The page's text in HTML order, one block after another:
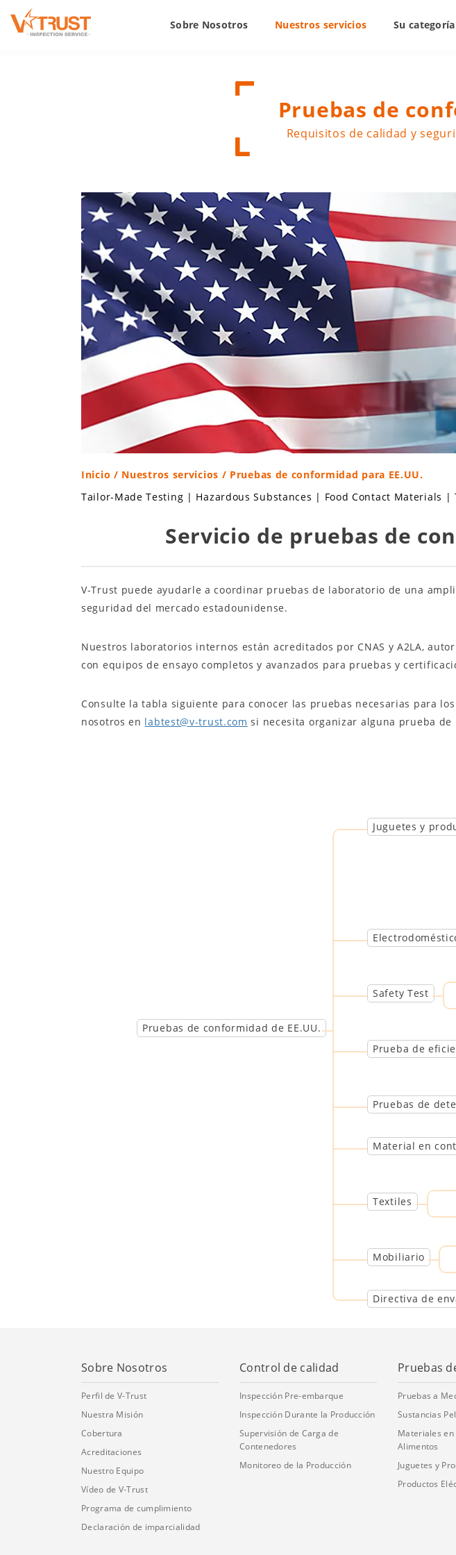
Sobre Nosotros Nuestros servicios Su categoría
Pruebas de
Requisitos de calidad y
Inicio / Nuestros servicios / Pruebas de conformidad para EE.UU.
Tailor-Made Testing | Hazardous Substances | Food Contact Materials |
Servicio de pruebas de
V-Trust puede ayudarle a coordinar pruebas de laboratorio de una
seguridad del mercado estadounidense.
Nuestros laboratorios internos están acreditados por CNAS y A2LA,
con equipos de ensayo completos y avanzados para pruebas y
Consulte la tabla siguiente para conocer las pruebas necesarias para
nosotros en labtest@v-trust.com si necesita organizar alguna prueba de
Pruebas de conformidad de EE.UU.
Juguetes y
Safety Test
Prueba de
Pruebas de
Material en
Textiles
Mobiliario
Directiva de
Sobre Nosotros
Perfil de V-Trust
Nuestra Misión
Cobertura
Acreditaciones
Nuestro Equipo
Vídeo de V-Trust
Programa de cumplimiento
Declaración de imparcialidad
Control de calidad
Inspección Pre-embarque
Inspección Durante la Producción
Supervisión de Carga de
Contenedores
Monitoreo de la Producción
Pruebas
Pruebas a
Sustancias
Materiales
Alimentos
Juguetes y
Productos